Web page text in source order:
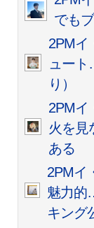
でも
2PMイ
ュー
り）
2PMイ
火を見
ある
2PMイ
魅力的
キング